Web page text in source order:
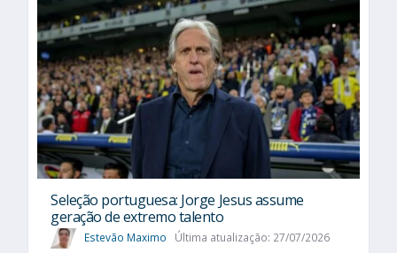
Seleção portuguesa: Jorge Jesus assume
geração de extremo talento
Estevão Maximo Última atualização: 27/07/2026